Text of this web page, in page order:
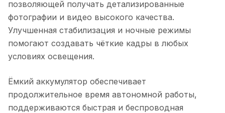
позволяющей получать детализированные
фотографии и видео высокого качества.
Улучшенная стабилизация и ночные режимы
помогают создавать чёткие кадры в любых
условиях освещения.
Ёмкий аккумулятор обеспечивает
продолжительное время автономной работы,
поддерживаются быстрая и беспроводная